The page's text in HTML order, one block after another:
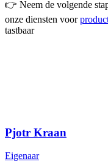
👉 Neem de volgende
onze diensten voor
tastbaar
Pjotr Kraan
Eigenaar